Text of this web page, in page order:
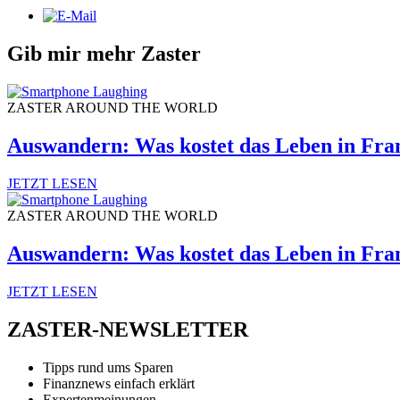
Gib mir mehr Zaster
ZASTER AROUND THE WORLD
Auswandern: Was kostet das Leben in
JETZT LESEN
ZASTER AROUND THE WORLD
Auswandern: Was kostet das Leben in
JETZT LESEN
ZASTER-NEWSLETTER
Tipps rund ums Sparen
Finanznews einfach erklärt